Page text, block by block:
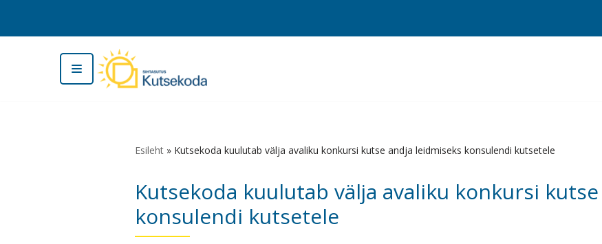
Skip
Esileht» Kutsekoda kuulutab välja avaliku konkursi kutse andja leidmiseks konsulendi kutsetele
Kutsekoda kuulutab välja avaliku konkursi
konsulendi kutsetele